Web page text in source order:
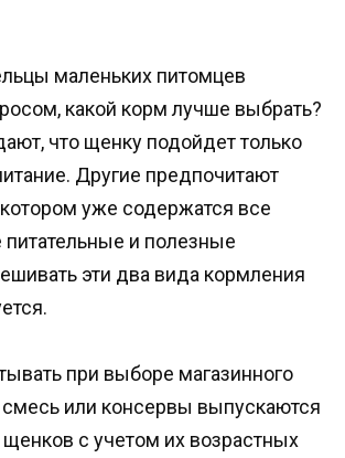
маленьких питомцев
какой корм лучше выбрать?
что щенку подойдет только
Другие предпочитают
уже содержатся все
и полезные
эти два вида кормления
при выборе магазинного
или консервы выпускаются
с учетом их возрастных